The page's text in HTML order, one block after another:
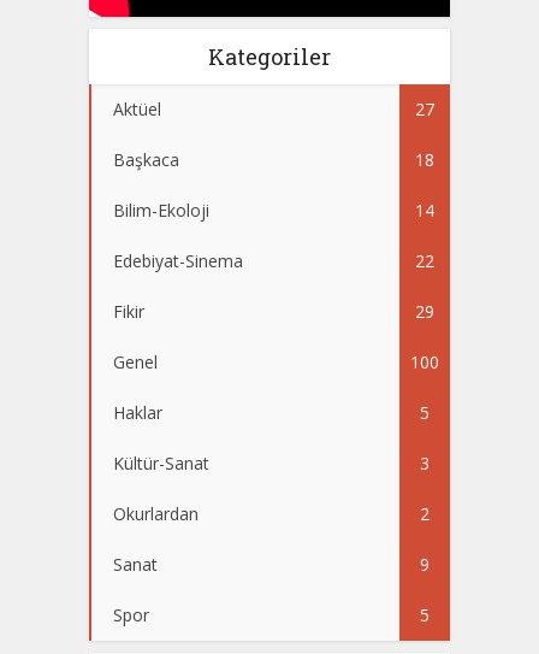
Kategoriler
Aktüel 27
Başkaca 18
Bilim-Ekoloji 14
Edebiyat-Sinema 22
Fikir 29
Genel 100
Haklar 5
Kültür-Sanat 3
Okurlardan 2
Sanat 9
Spor 5